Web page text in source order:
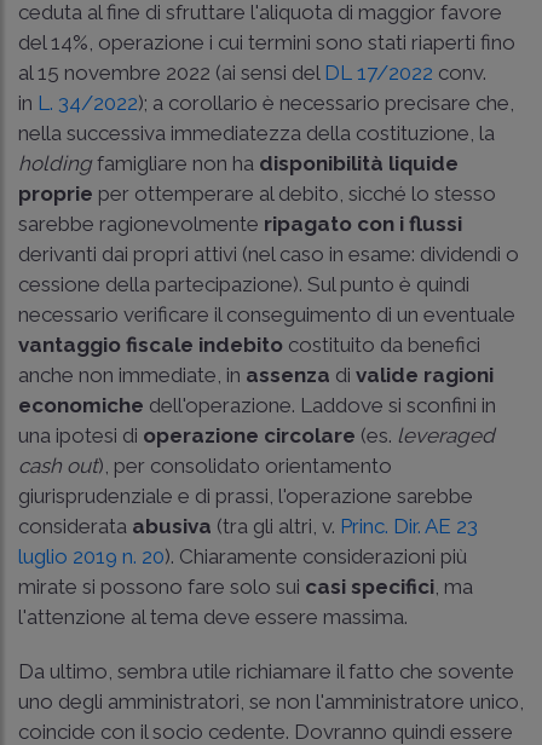
ceduta al fine di sfruttare l'aliquota di maggior favore
del 14%, operazione i cui termini sono stati riaperti fino
al 15 novembre 2022 (ai sensi del DL 17/2022 conv.
in L. 34/2022); a corollario è necessario precisare che,
nella successiva immediatezza della costituzione, la
holdingfamigliare non ha disponibilità liquide
proprie per ottemperare al debito, sicché lo stesso
sarebbe ragionevolmente ripagato con i flussi
derivanti dai propri attivi (nel caso in esame: dividendi o
cessione della partecipazione). Sul punto è quindi
necessario verificare il conseguimento di un eventuale
vantaggio fiscale indebito costituito da benefici
anche non immediate, in assenza di valide ragioni
economiche dell'operazione. Laddove si sconfini in
una ipotesi di operazione circolare (es. leveraged
cash out), per consolidato orientamento
giurisprudenziale e di prassi, l'operazione sarebbe
considerata abusiva (tra gli altri, v. Princ. Dir. AE 23
luglio 2019 n. 20). Chiaramente considerazioni più
mirate si possono fare solo sui casi specifici , ma
l'attenzione al tema deve essere massima.
Da ultimo, sembra utile richiamare il fatto che sovente
uno degli amministratori, se non l'amministratore unico,
coincide con il socio cedente. Dovranno quindi essere